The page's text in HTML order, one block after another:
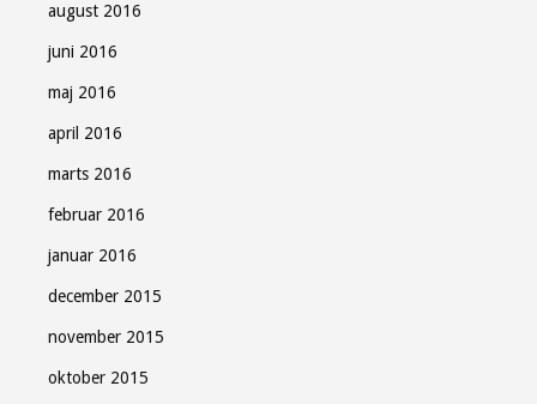
august 2016
juni 2016
maj 2016
april 2016
marts 2016
februar 2016
januar 2016
december 2015
november 2015
oktober 2015